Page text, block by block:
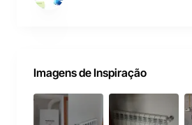
Imagens de Inspiração